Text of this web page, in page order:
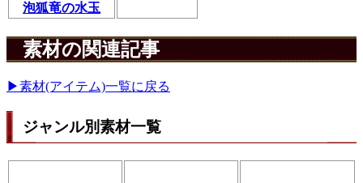
泡狐竜の水玉
素材の関連記事
▶素材(アイテム)一覧に戻る
ジャンル別素材一覧